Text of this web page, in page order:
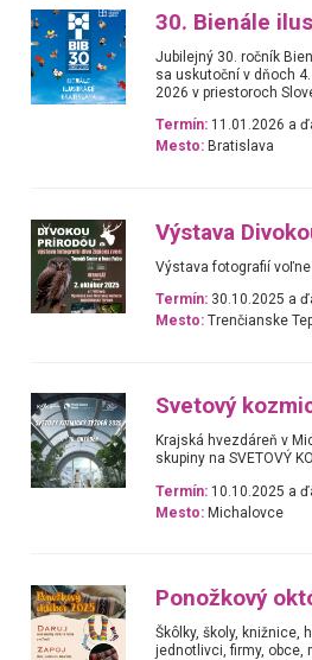
30. Bienále
Jubilejný 30. ročník
sa uskutoční v dňoch
2026 v priestoroch
Termín: 11.01.2026 a
Mesto: Bratislava
Výstava
Výstava fotografií
Termín: 30.10.2025 a
Mesto: Trenčianske
Svetový
Krajská hvezdáreň v
skupiny na SVETOVÝ
Termín: 10.10.2025 a
Mesto: Michalovce
Ponožkový
Škôlky, školy, knižnice,
jednotlivci, firmy, obce,